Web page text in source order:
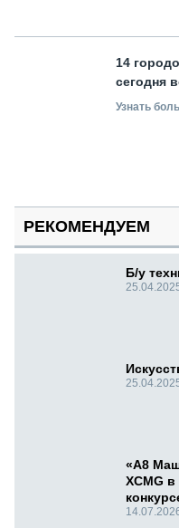
14
сегодня
Узнать
РЕКОМЕНДУЕМ
Б/у
«А8
XCMG